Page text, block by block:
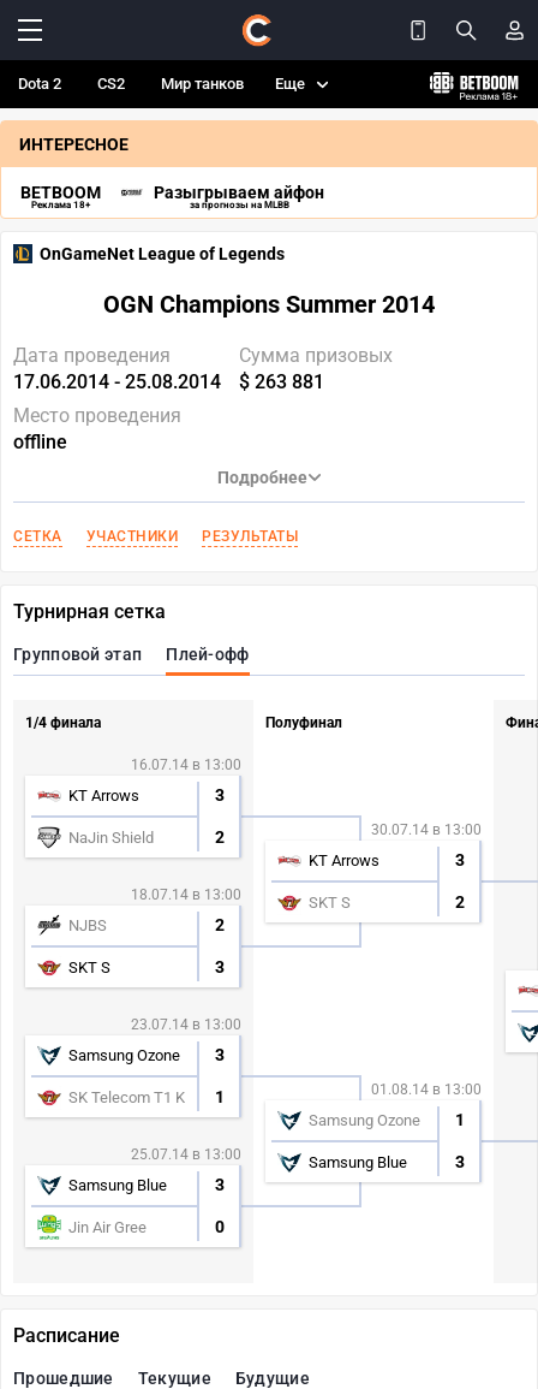
Dota 2 CS2 Мир танков Еще
ИНТЕРЕСНОЕ
BETBOOM
Реклама 18+
Разыгрываем айфон
за прогнозы на MLBB
OnGameNet League of Legends
OGN Champions Summer 2014
Дата проведения
17.06.2014 - 25.08.2014
Сумма призовых
$ 263 881
Место проведения
offline
Подробнее
СЕТКА УЧАСТНИКИ РЕЗУЛЬТАТЫ
Турнирная сетка
Групповой этап Плей-офф
1/4 финала
16.07.14 в 13:00
KT Arrows 3
NaJin Shield 2
18.07.14 в 13:00
NJBS 2
SKT S 3
23.07.14 в 13:00
Samsung Ozone 3
SK Telecom T1 K 1
25.07.14 в 13:00
Samsung Blue 3
Jin Air Gree 0
Полуфинал
30.07.14 в 13:00
KT Arrows 3
SKT S 2
01.08.14 в 13:00
Samsung Ozone 1
Samsung Blue 3
Расписание
Прошедшие Текущие Будущие